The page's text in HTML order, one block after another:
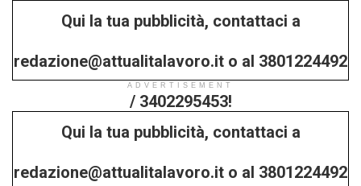
Qui la tua pubblicità, contattaci a
redazione@attualitalavoro.it o al 3801224492
/ 3402295453!
ADVERTISEMENT
Qui la tua pubblicità, contattaci a
redazione@attualitalavoro.it o al 3801224492